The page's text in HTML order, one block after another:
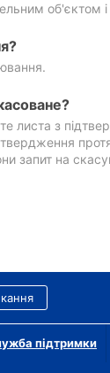
об'єктом
листа з
запит на
підтримки